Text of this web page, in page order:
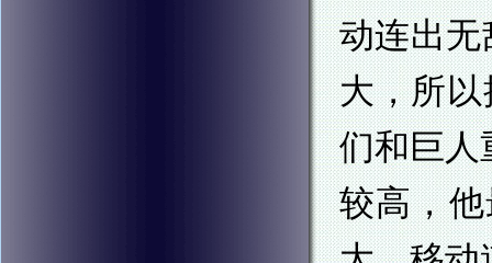
动连出
大，所
们和巨人
较高，